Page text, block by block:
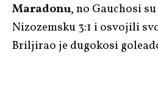
Maradonu, no Gauchosi
Nizozemsku 3:1 i osvojili
Briljirao je dugokosi